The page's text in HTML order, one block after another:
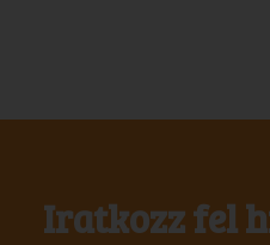
Iratkozz fel